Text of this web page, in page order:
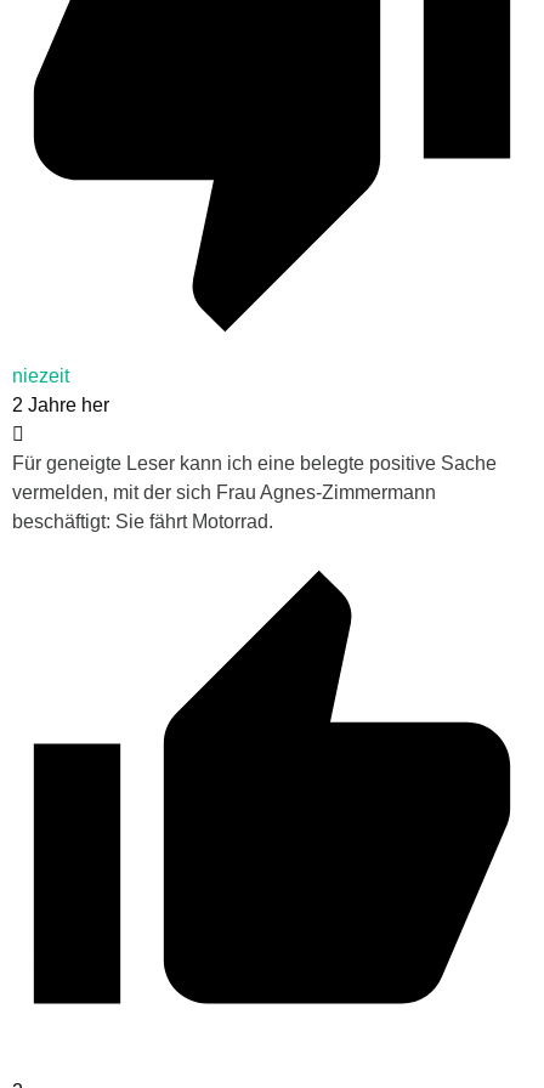
niezeit
2 Jahre her
Für geneigte Leser kann ich eine belegte positive Sache
vermelden, mit der sich Frau Agnes-Zimmermann
beschäftigt: Sie fährt Motorrad.